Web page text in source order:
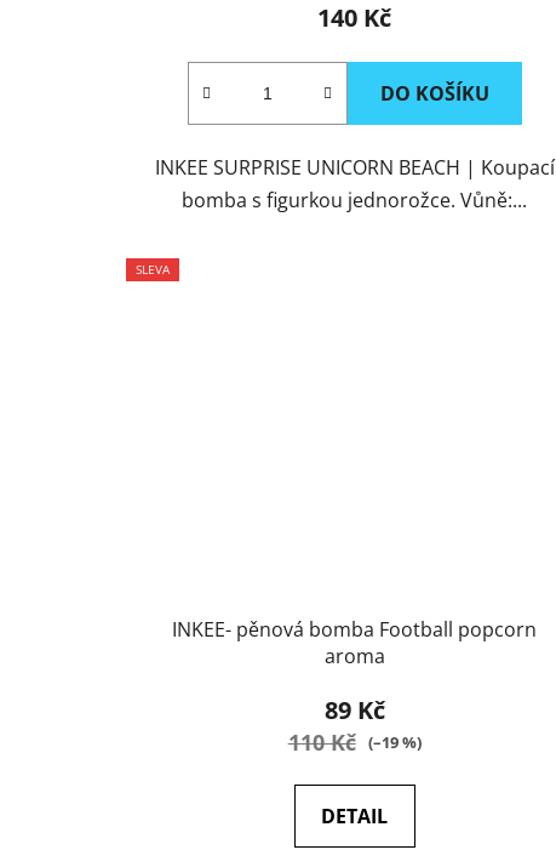
140 Kč
DO KOŠÍKU
INKEE SURPRISE UNICORN BEACH | Koupací
bomba s figurkou jednorožce. Vůně:...
SLEVA
INKEE- pěnová bomba Football popcorn
aroma
89 Kč
110 Kč (–19 %)
DETAIL